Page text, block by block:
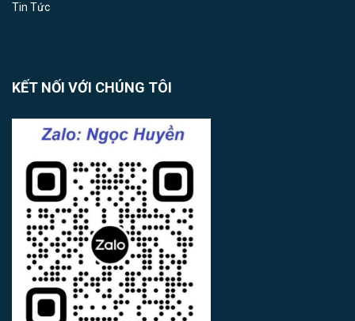
Tin Tức
KẾT NỐI VỚI CHÚNG TÔI